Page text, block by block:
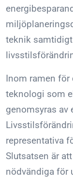
teknik samtidigt
Inom ramen för
teknologi som
genomsyras av
representativa
Slutsatsen är
nödvändiga för